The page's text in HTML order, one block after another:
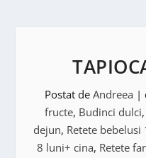
Postat de Andreea |
fructe, Budinci dulci,
dejun, Retete bebelusi
8 luni+ cina, Retete